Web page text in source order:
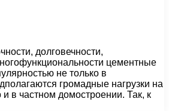
долговечности,
цементные
не только в
громадные нагрузки на
и в частном домостроении. Так, к